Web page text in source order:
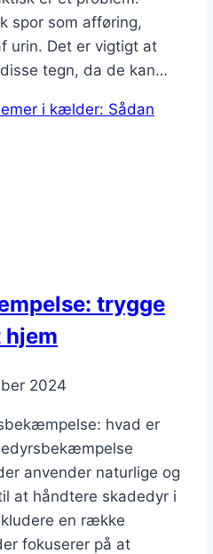
spor som afføring,
urin. Det er vigtigt at
tegn, da de kan…
i kælder: Sådan
trygge
2024
hvad er
anvender naturlige og
at håndtere skadedyr i
en række
fokuserer på at